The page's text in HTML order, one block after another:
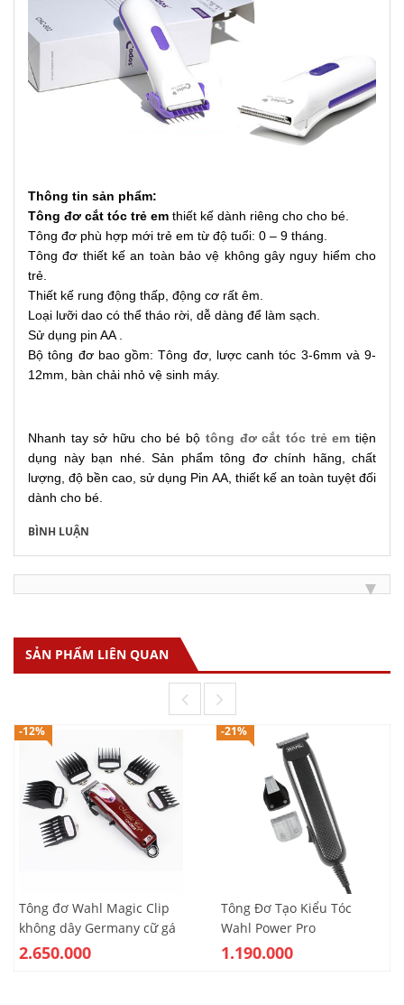
Thông tin sản phẩm:
Tông đơ cắt tóc trẻ em thiết kế dành riêng cho cho bé.
Tông đơ phù hợp mới trẻ em từ độ tuổi: 0 – 9 tháng.
Tông đơ thiết kế an toàn bảo vệ không gây nguy hiểm cho
trẻ.
Thiết kế rung động thấp, động cơ rất êm.
Loại lưỡi dao có thể tháo rời, dễ dàng để làm sạch.
Sử dụng pin AA .
Bộ tông đơ bao gồm: Tông đơ, lược canh tóc 3-6mm và 9-
12mm, bàn chải nhỏ vệ sinh máy.
Nhanh tay sở hữu cho bé bộ tông đơ cắt tóc trẻ em tiện
dụng này bạn nhé. Sản phẩm tông đơ chính hãng, chất
lượng, độ bền cao, sử dụng Pin AA, thiết kế an toàn tuyệt đối
dành cho bé.
BÌNH LUẬN
SẢN PHẨM LIÊN QUAN
-12%
Tông đơ Wahl Magic Clip
không dây Germany cữ gá
thép
2.650.000
-21%
Tông Đơ Tạo Kiểu Tóc
Wahl Power Pro
1.190.000